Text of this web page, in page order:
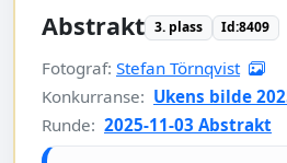
Abstrakt 3. plass Id:8409
Fotograf: Stefan Törnqvist
Konkurranse: Ukens bilde
Runde: 2025-11-03 Abstrakt